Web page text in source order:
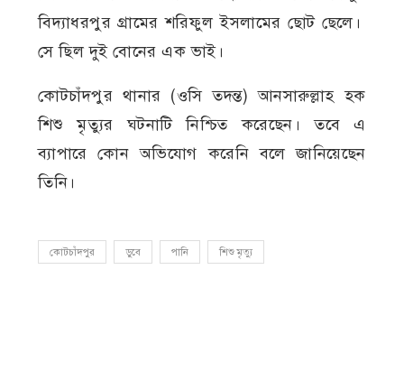
বিদ্যাধরপুর গ্রামের শরিফুল ইসলামের ছোট ছেলে।
সে ছিল দুই বোনের এক ভাই।
কোটচাঁদপুর থানার (ওসি তদন্ত) আনসারুল্লাহ হক
শিশু মৃত্যুর ঘটনাটি নিশ্চিত করেছেন। তবে এ
ব্যাপারে কোন অভিযোগ করেনি বলে জানিয়েছেন
তিনি।
কোটচাঁদপুর ডুবে পানি শিশু মৃত্যু